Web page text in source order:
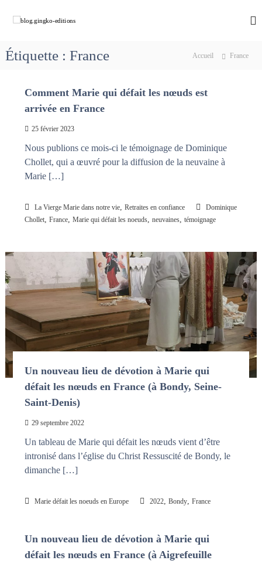
g
g
i
k
o
d
i
o
n
s
i
n
a
c
a
q
u
é
a
i
t
e
s
œ
Étiquette : France Accueil France
Comment Marie qui défait les nœuds est
arrivée en France
25 février 2023
Nous publions ce mois-ci le témoignage de Dominique
Chollet, qui a œuvré pour la diffusion de la neuvaine à
Marie […]
La Vierge Marie dans notre vie, Retraites en confiance
Dominique
Chollet, France, Marie qui défait les noeuds, neuvaines, témoignage
Un nouveau lieu de dévotion à Marie qui
défait les nœuds en France (à Bondy, Seine-
Saint-Denis)
29 septembre 2022
Un tableau de Marie qui défait les nœuds vient d’être
intronisé dans l’église du Christ Ressuscité de Bondy, le
dimanche […]
Marie défait les noeuds en Europe 2022, Bondy, France
Un nouveau lieu de dévotion à Marie qui
défait les nœuds en France (à Aigrefeuille